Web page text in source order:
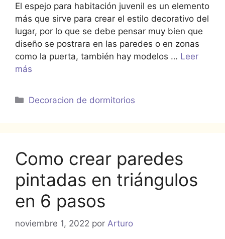
El espejo para habitación juvenil es un elemento
más que sirve para crear el estilo decorativo del
lugar, por lo que se debe pensar muy bien que
diseño se postrara en las paredes o en zonas
como la puerta, también hay modelos … Leer
más
Categorías
Decoracion de dormitorios
Como crear paredes
pintadas en triángulos
en 6 pasos
noviembre 1, 2022 por Arturo